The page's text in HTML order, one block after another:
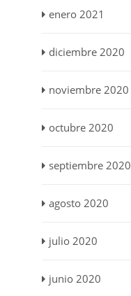
enero 2021
diciembre 2020
noviembre 2020
octubre 2020
septiembre 2020
agosto 2020
julio 2020
junio 2020